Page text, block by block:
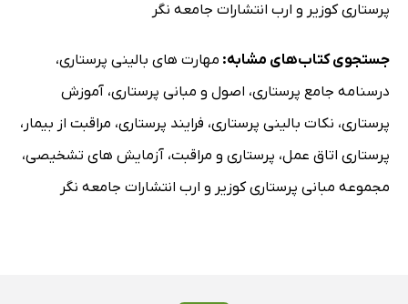
پرستاری کوزیر و ارب انتشارات جامعه نگر
جستجوی کتاب‌های مشابه: مهارت های بالینی پرستاری،
درسنامه جامع پرستاری، اصول و مبانی پرستاری، آموزش
پرستاری، نکات بالینی پرستاری، فرایند پرستاری، مراقبت از بیمار ،
پرستاری اتاق عمل، پرستاری و مراقبت، آزمایش های تشخیصی،
مجموعه مبانی پرستاری کوزیر و ارب انتشارات جامعه نگر